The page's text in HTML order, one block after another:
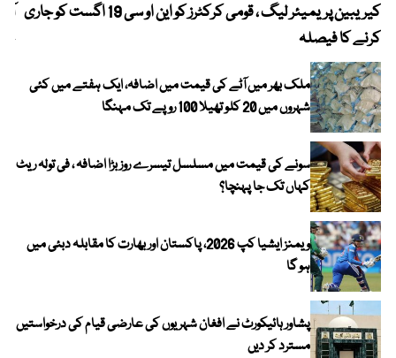
کیریبین پریمیئر لیگ ، قومی کرکٹرز کو این او سی 19 اگست کو جاری
کرنے کا فیصلہ
ملک بھر میں آٹے کی قیمت میں اضافہ، ایک ہفتے میں کئی
شہروں میں 20 کلو تھیلا 100 روپے تک مہنگا
سونے کی قیمت میں مسلسل تیسرے روز بڑا اضافہ ، فی تولہ ریٹ
کہاں تک جا پہنچا؟
ویمنز ایشیا کپ 2026، پاکستان اور بھارت کا مقابلہ دبئی میں
ہو گا
پشاور ہائیکورٹ نے افغان شہریوں کی عارضی قیام کی درخواستیں
مسترد کر دیں